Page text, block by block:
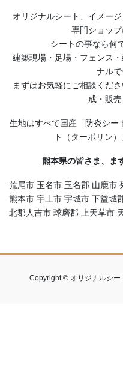
オリジナルシート、イメー
専門ショップ
シートの事なら何
建築現場・足場・フェンス
ナルで
まずはお気軽にご相談くだ
成・販売
生地はすべて国産「防炎シー
ト（ターポリン
熊本県の皆さま、ま
荒尾市 玉名市 玉名郡 山鹿市
熊本市 宇土市 宇城市 下益城
北郡人吉市 球磨郡 上天草市
Copyright © オリジナルシー